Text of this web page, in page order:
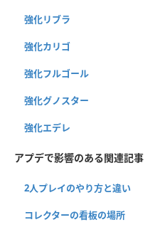
強化リブラ
強化カリゴ
強化フルゴール
強化グノスター
強化エデレ
アプデで影響のある関連記事
2人プレイのやり方と違い
コレクターの看板の場所